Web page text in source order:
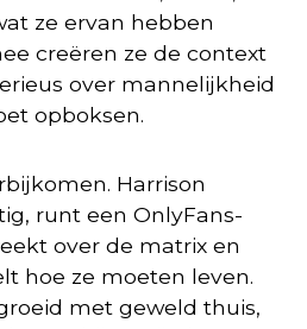
ze ervan hebben
creëren ze de context
over mannelijkheid
opboksen.
Harrison
runt een OnlyFans-
over de matrix en
hoe ze moeten leven.
met geweld thuis,